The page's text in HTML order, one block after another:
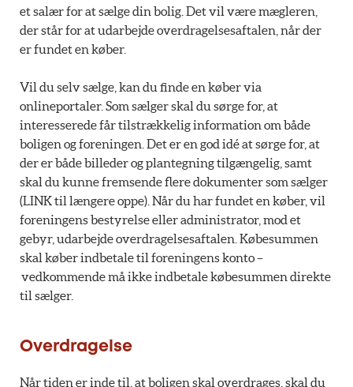
et salær for at sælge din bolig. Det vil være mægleren,
der står for at udarbejde overdragelsesaftalen, når der
er fundet en køber.
Vil du selv sælge, kan du finde en køber via
onlineportaler. Som sælger skal du sørge for, at
interesserede får tilstrækkelig information om både
boligen og foreningen. Det er en god idé at sørge for, at
der er både billeder og plantegning tilgængelig, samt
skal du kunne fremsende flere dokumenter som sælger
(LINK til længere oppe). Når du har fundet en køber, vil
foreningens bestyrelse eller administrator, mod et
gebyr, udarbejde overdragelsesaftalen. Købesummen
skal køber indbetale til foreningens konto –
vedkommende må ikke indbetale købesummen direkte
til sælger.
Overdragelse
Når tiden er inde til, at boligen skal overdrages, skal du